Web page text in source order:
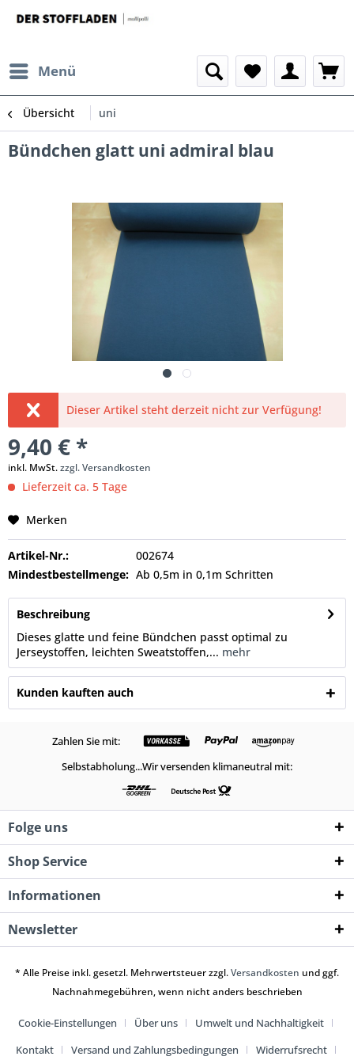
Menü
Übersicht uni
Bündchen glatt uni admiral blau
Dieser Artikel steht derzeit nicht zur Verfügung!
9,40 € *
inkl. MwSt.zzgl. Versandkosten
Lieferzeit ca. 5 Tage
Merken
Artikel-Nr.:
002674
Mindestbestellmenge: Ab 0,5m in 0,1m Schritten
Beschreibung
Dieses glatte und feine Bündchen passt optimal zu
Jerseystoffen, leichten Sweatstoffen,... mehr
Kunden kauften auch
Zahlen Sie mit:
Selbstabholung...Wir versenden klimaneutral mit:
Folge uns
Shop Service
Informationen
Newsletter
* Alle Preise inkl. gesetzl. Mehrwertsteuer zzgl.Versandkosten und ggf.
Nachnahmegebühren, wenn nicht anders beschrieben
Cookie-Einstellungen Über uns
Umwelt und Nachhaltigkeit
Kontakt
Versand und Zahlungsbedingungen Widerrufsrecht